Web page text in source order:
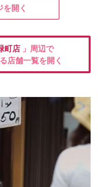
開く
町店 」周辺で
店舗一覧を開く